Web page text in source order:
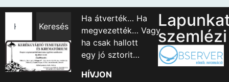
Keresés
Ha átverték… Ha
megvezették… Vagy
ha csak hallott
egy jó sztorit…
HÍVJON
szemlézi